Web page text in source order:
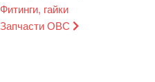
Фитинги, гайки
Запчасти ОВС